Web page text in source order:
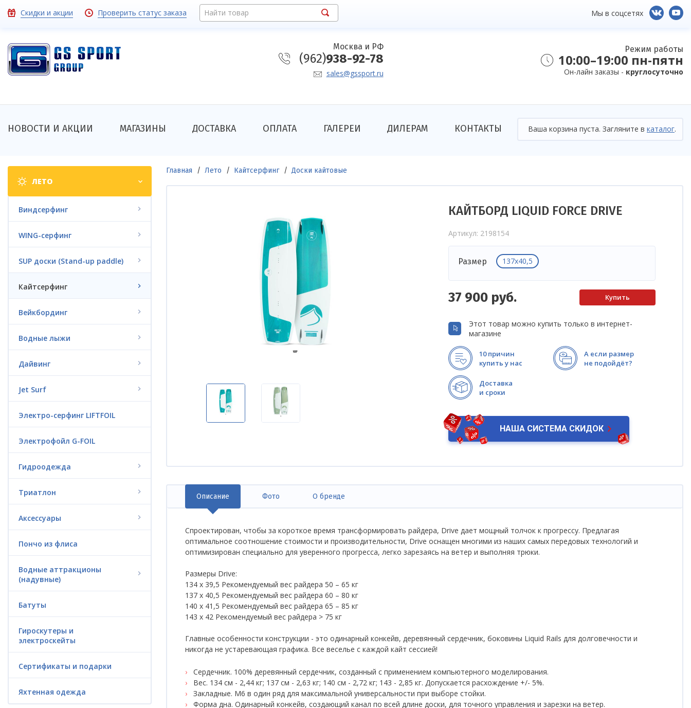
Toolbar
Скидки и акции Проверить статус заказа Найти товар Мы в соцсетях
Москва и РФ
(962)938-92-78
sales@gssport.ru
Режим работы
10:00–19:00 пн-пятн
Он-лайн заказы - круглосуточно
Основная
НОВОСТИ И АКЦИИ МАГАЗИНЫ ДОСТАВКА ОПЛАТА ГАЛЕРЕИ ДИЛЕРАМ КОНТАКТЫ Ваша корзина пуста. Загляните в каталог.
categories
ЛЕТО
Виндсерфинг
WING-серфинг
SUP доски (Stand-up paddle)
Кайтсерфинг
Вейкбординг
Водные лыжи
Дайвинг
Jet Surf
Электро-серфинг LIFTFOIL
Электрофойл G-FOIL
Гидроодежда
Триатлон
Аксессуары
Пончо из флиса
Водные аттракционы
(надувные)
Батуты
Гироскутеры и
электроскейты
Сертификаты и подарки
Яхтенная одежда
Строка
навигации
Главная Лето Кайтсерфинг Доски кайтовые
КАЙТБОРД LIQUID FORCE DRIVE
Артикул 2198154
Размер 137x40,5
37 900 руб.
Этот товар можно купить только в интернет-
магазине
10 причин
купить у нас
А если размер
не подойдёт?
Доставка
и сроки
НАША СИСТЕМА СКИДОК
Описание
(активная
вкладка)
Фото О бренде
Спроектирован, чтобы за короткое время трансформировать райдера, Drive дает мощный толчок к прогрессу. Предлагая
оптимальное соотношение стоимости и производительности, Drive оснащен многими из наших самых передовых технологий и
оптимизирован специально для уверенного прогресса, легко зарезаясь на ветер и выполняя трюки.
Размеры Drive:
134 x 39,5 Рекомендуемый вес райдера 50 – 65 кг
137 x 40,5 Рекомендуемый вес райдера 60 – 80 кг
140 x 41,5 Рекомендуемый вес райдера 65 – 85 кг
143 x 42 Рекомендуемый вес райдера > 75 кг
Главные особенности конструкции - это одинарный конкейв, деревянный сердечник, боковины Liquid Rails для долговечности и
никогда не устаревающая графика. Все веселье с каждой кайт сессией!
Сердечник. 100% деревянный сердечник, созданный с применением компьютерного моделирования.
Вес. 134 см - 2,44 кг; 137 см - 2,63 кг; 140 см - 2,72 кг; 143 - 2,85 кг. Допускается расхождение +/- 5%.
Закладные. M6 в один ряд для максимальной универсальности при выборе стойки.
Форма дна. Одинарный конкейв, создающий канал по всей длине доски, для точного управления и зарезки на ветер.